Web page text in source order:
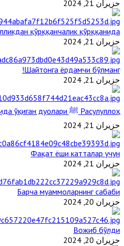
حزيران 21, 2024
қўрққанчалик қўрққанида
حزيران 21, 2024
Шайтонга ёрдамчи бўлманг!
حزيران 21, 2024
Расулуллоҳ ﷺ уйқудан турганларида ўқиган дуолари
حزيران 21, 2024
Фақат ёши катталар учун
حزيران 21, 2024
Барча муаммоларнинг сабаби
حزيران 20, 2024
Вожиб бўлди
حزيران 20, 2024